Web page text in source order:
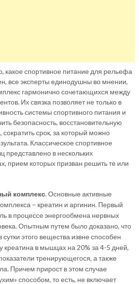
какое спортивное питание для рельефа
все эксперты единодушны во мнении,
гармонично сочетающихся между
Их связка позволяет не только в
системы спортивного питания и
безопасность, восстановительную
сократить срок, за который можно
Классическое спортивное
представлено в нескольких
прием которых призван решить те или
комплекс. Основные активные
– креатин и аргинин. Первый
в процессе энергообмена нервных
Опытным путем было доказано, что
этого вещества извне способен
креатина в мышцах на 20% за 4-5 дней,
тренирующегося, а также
Причем прирост в этом случае
способом, то есть, не включает